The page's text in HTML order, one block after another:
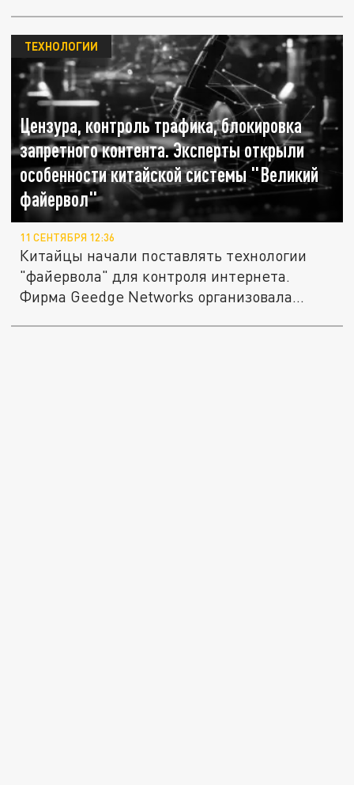
Цензура, контроль трафика, блокировка
запретного контента. Эксперты открыли
особенности китайской системы "Великий
файервол"
ТЕХНОЛОГИИ
11 СЕНТЯБРЯ 12:36
Китайцы начали поставлять технологии
"файервола" для контроля интернета.
Фирма Geedge Networks организовала...